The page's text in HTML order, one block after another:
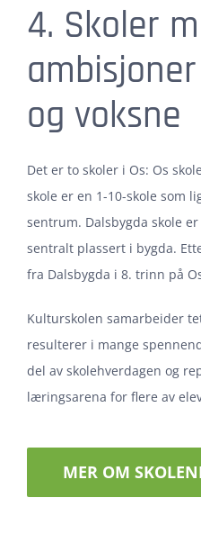
4. Skoler
og voksne
Det er to skoler i Os: Os
skole er en 1-10-skole som
sentrum. Dalsbygda skole
sentralt plassert i bygda.
fra Dalsbygda i 8. trinn på
Kulturskolen samarbeider
resulterer i mange
del av skolehverdagen og
læringsarena for flere av
MER OM